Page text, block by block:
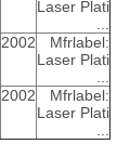
Laser Plati
...
Mfrlabel:
Laser Plati
...
2002
Mfrlabel:
Laser Plati
...
2002